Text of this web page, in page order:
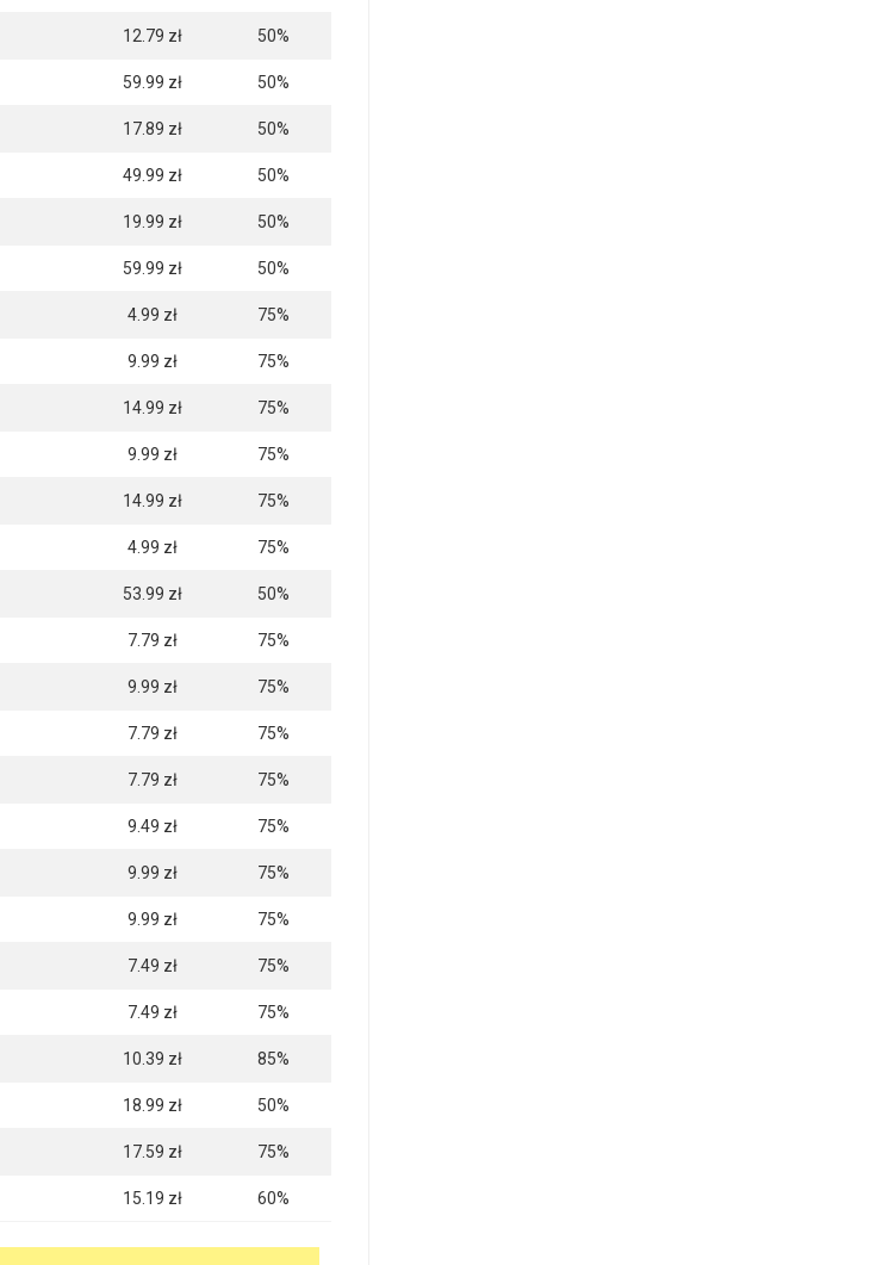
12.79 zł 50%
59.99 zł 50%
17.89 zł 50%
49.99 zł 50%
19.99 zł 50%
59.99 zł 50%
4.99 zł 75%
9.99 zł 75%
14.99 zł 75%
9.99 zł 75%
14.99 zł 75%
4.99 zł 75%
53.99 zł 50%
7.79 zł 75%
9.99 zł 75%
7.79 zł 75%
7.79 zł 75%
9.49 zł 75%
9.99 zł 75%
9.99 zł 75%
7.49 zł 75%
7.49 zł 75%
10.39 zł 85%
18.99 zł 50%
17.59 zł 75%
15.19 zł 60%